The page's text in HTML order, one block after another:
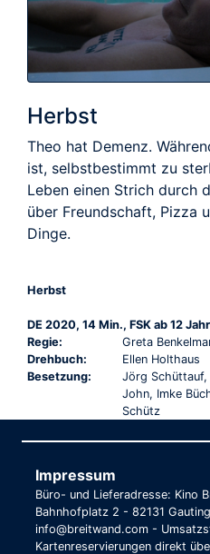
Herbst
Theo hat Demenz.
ist, selbstbestimmt zu
Leben einen Strich durch
über Freundschaft, Pizza
Dinge.
Herbst
DE 2020, 14 Min., FSK ab 12
Regie:
Greta
Drehbuch:
Ellen Holthaus
Besetzung:
Jörg Schüttauf,
John, Imke
Schütz
Impressum
Büro- und Lieferadresse: Kino
Bahnhofplatz 2 - 82131
info@breitwand.com -
Kartenreservierungen direkt